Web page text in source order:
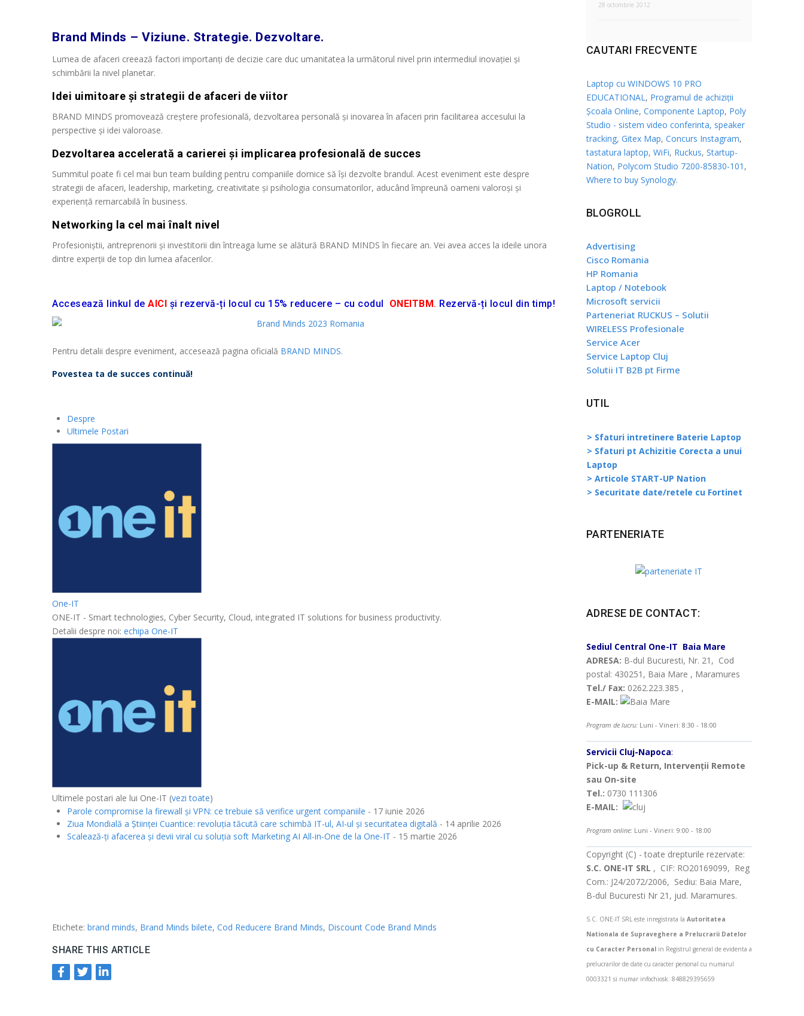
Brand Minds – Viziune. Strategie. Dezvoltare.
Lumea de afaceri creează factori importanți de decizie care duc umanitatea la următorul nivel prin intermediul inovației și
schimbării la nivel planetar.
Idei uimitoare și strategii de afaceri de viitor
BRAND MINDS promovează creștere profesională, dezvoltarea personală și inovarea în afaceri prin facilitarea accesului la
perspective și idei valoroase.
Dezvoltarea accelerată a carierei și implicarea profesională de succes
Summitul poate fi cel mai bun team building pentru companiile dornice să își dezvolte brandul. Acest eveniment este despre
strategii de afaceri, leadership, marketing, creativitate și psihologia consumatorilor, aducând împreună oameni valoroși și
experiență remarcabilă în business.
Networking la cel mai înalt nivel
Profesioniștii, antreprenorii și investitorii din întreaga lume se alătură BRAND MINDS în fiecare an. Vei avea acces la ideile unora
dintre experții de top din lumea afacerilor.
Accesează linkul de AICI și rezervă-ți locul cu 15% reducere – cu codul ONEITBM. Rezervă-ți locul din timp!
Pentru detalii despre eveniment, accesează pagina oficială BRAND MINDS.
Povestea ta de succes continuă!
Despre
Ultimele Postari
One-IT
ONE-IT - Smart technologies, Cyber Security, Cloud, integrated IT solutions for business productivity.
Detalii despre noi: echipa One-IT
Ultimele postari ale lui One-IT (vezi toate)
Parole compromise la firewall și VPN: ce trebuie să verifice urgent companiile - 17 iunie 2026
Ziua Mondială a Științei Cuantice: revoluția tăcută care schimbă IT-ul, AI-ul și securitatea digitală - 14 aprilie 2026
Scalează-ți afacerea și devii viral cu soluția soft Marketing AI All-in-One de la One-IT - 15 martie 2026
Etichete: brand minds, Brand Minds bilete, Cod Reducere Brand Minds, Discount Code Brand Minds
SHARE THIS ARTICLE
28 octombrie 2012
CAUTARI FRECVENTE
Laptop cu WINDOWS 10 PRO
EDUCATIONAL, Programul de achiziții
Școala Online, Componente Laptop, Poly
Studio - sistem video conferinta, speaker
tracking, Gitex Map, Concurs Instagram,
tastatura laptop, WiFi, Ruckus, Startup-
Nation, Polycom Studio 7200-85830-101 ,
Where to buy Synology.
BLOGROLL
Advertising
Cisco Romania
HP Romania
Laptop / Notebook
Microsoft servicii
Parteneriat RUCKUS – Solutii
WIRELESS Profesionale
Service Acer
Service Laptop Cluj
Solutii IT B2B pt Firme
UTIL
> Sfaturi intretinere Baterie Laptop
> Sfaturi pt Achizitie Corecta a unui
Laptop
> Articole START-UP Nation
> Securitate date/retele cu Fortinet
PARTENERIATE
ADRESE DE CONTACT:
Sediul Central One-IT Baia Mare
ADRESA: B-dul Bucuresti, Nr. 21, Cod
postal: 430251, Baia Mare , Maramures
Tel./ Fax: 0262.223.385 ,
E-MAIL:
Program de lucru:Luni - Vineri: 8:30 - 18:00
Servicii Cluj-Napoca:
Pick-up & Return, Intervenții Remote
sau On-site
Tel.: 0730 111306
E-MAIL:
Program online:Luni - Vineri: 9:00 - 18:00
Copyright (C) - toate drepturile rezervate:
S.C. ONE-IT SRL , CIF: RO20169099, Reg
Com.: J24/2072/2006, Sediu: Baia Mare,
B-dul Bucuresti Nr 21, jud. Maramures.
S.C. ONE-IT SRL este inregistrata la Autoritatea
Nationala de Supraveghere a Prelucrarii Datelor
cu Caracter Personalin Registrul general de evidenta a
prelucrarilor de date cu caracter personal cu numarul
0003321 si numar infochiosk: 848829395659